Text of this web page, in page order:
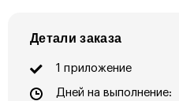
Детали заказа
1 приложение
Дней на выполнение: